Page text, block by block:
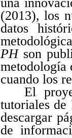
(2013), los
datos
PHson
metodología
cuando los
El
tutoriales de
descargar
de